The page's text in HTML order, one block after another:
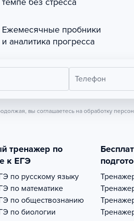
Ежемесячные пробники
и аналитика прогресса
Телефон
вы соглашаетесь на обработку
тренажер по
к ЕГЭ
по русскому языку
по математике
по обществознанию
по биологии